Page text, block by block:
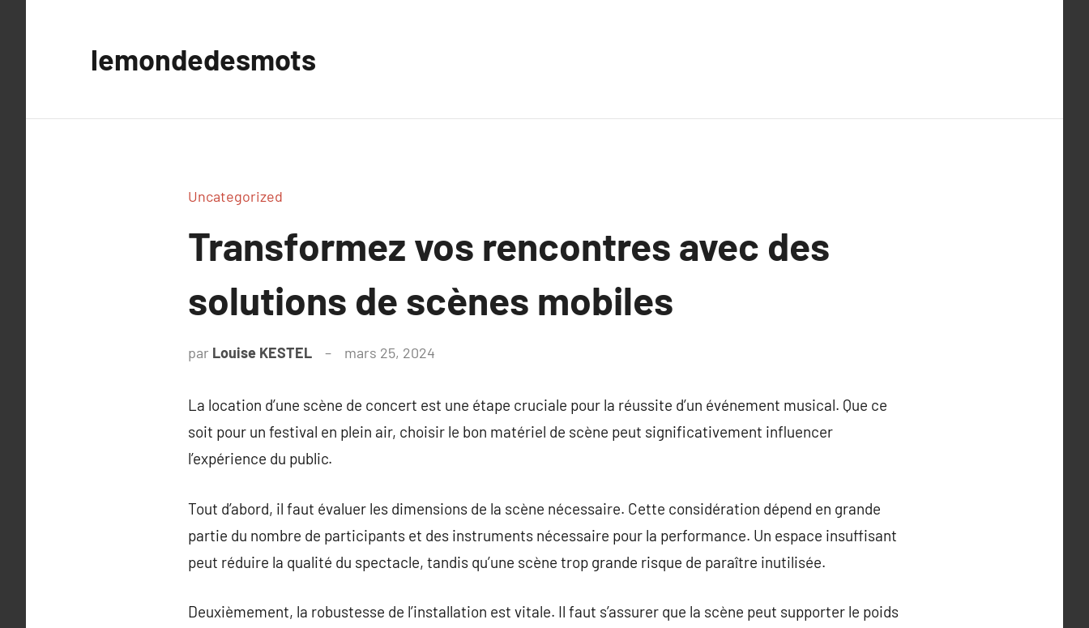
lemondedesmots
Uncategorized
Transformez vos rencontres avec des
solutions de scènes mobiles
par Louise KESTEL mars 25, 2024
La location d’une scène de concert est une étape cruciale pour la réussite d’un événement musical. Que ce
soit pour un festival en plein air, choisir le bon matériel de scène peut significativement influencer
l’expérience du public.
Tout d’abord, il faut évaluer les dimensions de la scène nécessaire. Cette considération dépend en grande
partie du nombre de participants et des instruments nécessaire pour la performance. Un espace insuffisant
peut réduire la qualité du spectacle, tandis qu’une scène trop grande risque de paraître inutilisée.
Deuxièmement, la robustesse de l’installation est vitale. Il faut s’assurer que la scène peut supporter le poids